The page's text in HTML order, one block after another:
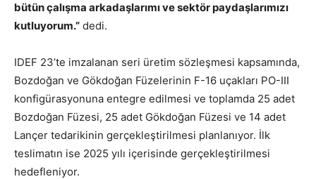
bütün çalışma arkadaşlarımı ve sektör paydaşlarımızı
kutluyorum.” dedi.
IDEF 23’te imzalanan seri üretim sözleşmesi kapsamında,
Bozdoğan ve Gökdoğan Füzelerinin F-16 uçakları PO-III
konfigürasyonuna entegre edilmesi ve toplamda 25 adet
Bozdoğan Füzesi, 25 adet Gökdoğan Füzesi ve 14 adet
Lançer tedarikinin gerçekleştirilmesi planlanıyor. İlk
teslimatın ise 2025 yılı içerisinde gerçekleştirilmesi
hedefleniyor.